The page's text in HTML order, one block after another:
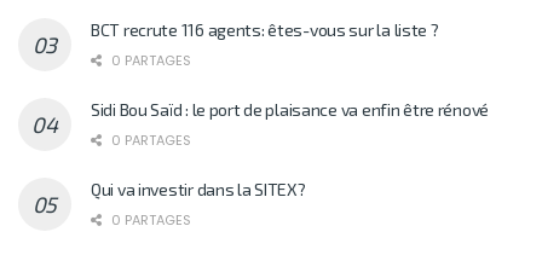
BCT recrute 116 agents: êtes-vous sur la liste ?
0 PARTAGES
Sidi Bou Saïd : le port de plaisance va enfin être rénové
0 PARTAGES
Qui va investir dans la SITEX?
0 PARTAGES